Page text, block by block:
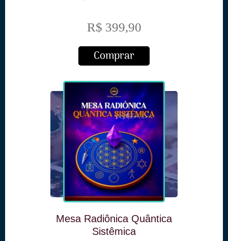
R$ 399,90
Comprar
Mesa Radiônica Quântica
Sistêmica